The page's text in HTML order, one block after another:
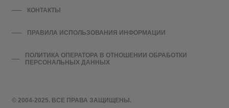
© 2004-2025. ВСЕ ПРАВА ЗАЩИЩЕНЫ.
КОНТАКТЫ
ПРАВИЛА ИСПОЛЬЗОВАНИЯ ИНФОРМАЦИИ
ПОЛИТИКА ОПЕРАТОРА В ОТНОШЕНИИ ОБРАБОТКИ
ПЕРСОНАЛЬНЫХ ДАННЫХ